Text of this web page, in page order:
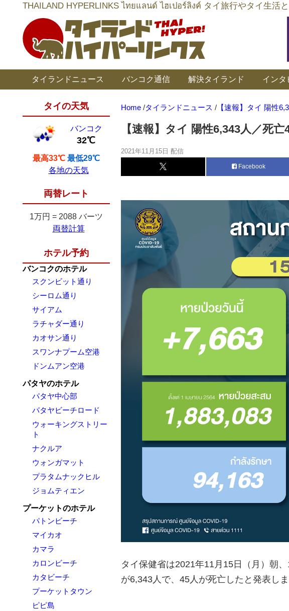
THAILAND HYPERLINKS ไทยแลนด์ ไฮเปอร์ลิงค์ タイ旅行やタイ生活
タイランドニュース バンコク通信 解決タイランド インタ
タイの天気
バンコク
32℃
最高33℃ 最低29℃
各地の天気
両替レート
1万円 = 2088 バーツ
両替計算
ホテル予約
バンコクのホテル
スクンビット通り
シーロム通り
サイアム
ラチャダー通り
カオサン通り
スワンナプーム空港
ドンムアン空港
パタヤのホテル
パタヤ中心部
パタヤビーチロード
ウォーキングストリー
ト
ナクルア
ウォンガマット
プラタムナックヒル
ジョムティエン
プーケットのホテル
パトンビーチ
マイカオ
カマラ
カロンビーチ
カタビーチ
プーケットタウン
ピピ島
Home /タイランドニュース / 【速報】タイ 陽性
【速報】タイ 陽性6,343人／死
2021年11月15日 配信
Facebook
タイ保健省は2021年11月15日（月）朝
が6,343人で、45人が死亡したと発表し